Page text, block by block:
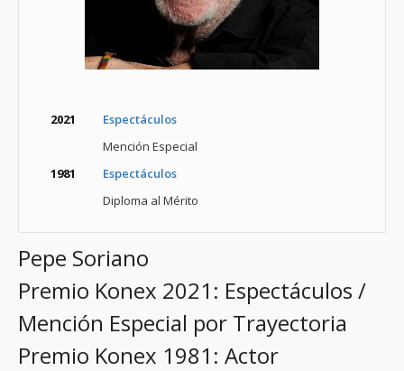
2021
Espectáculos
Mención Especial
1981
Espectáculos
Diploma al Mérito
Pepe Soriano
Premio Konex 2021: Espectáculos /
Mención Especial por Trayectoria
Premio Konex 1981: Actor